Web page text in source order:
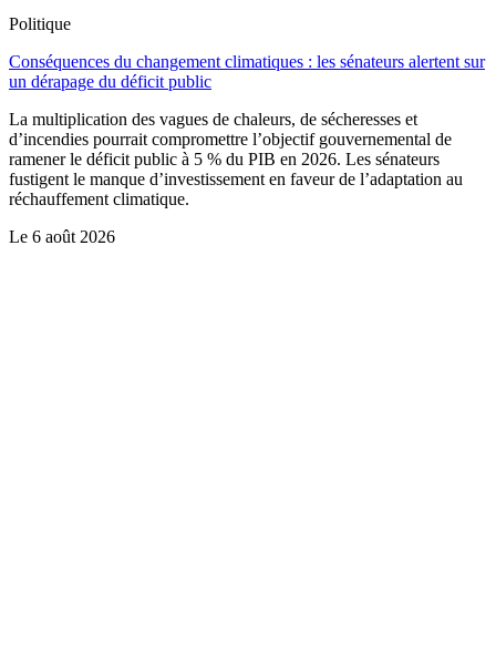
Politique
Conséquences du changement climatiques : les sénateurs alertent sur
un dérapage du déficit public
La multiplication des vagues de chaleurs, de sécheresses et
d’incendies pourrait compromettre l’objectif gouvernemental de
ramener le déficit public à 5 % du PIB en 2026. Les sénateurs
fustigent le manque d’investissement en faveur de l’adaptation au
réchauffement climatique.
Le 6 août 2026